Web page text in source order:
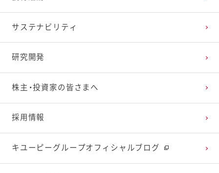
サステナビリティ
研究開発
株主・投資家の皆さまへ
採用情報
キユーピーグループオフィシャルブログ